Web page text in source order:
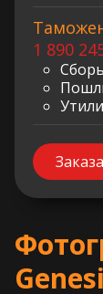
1 890